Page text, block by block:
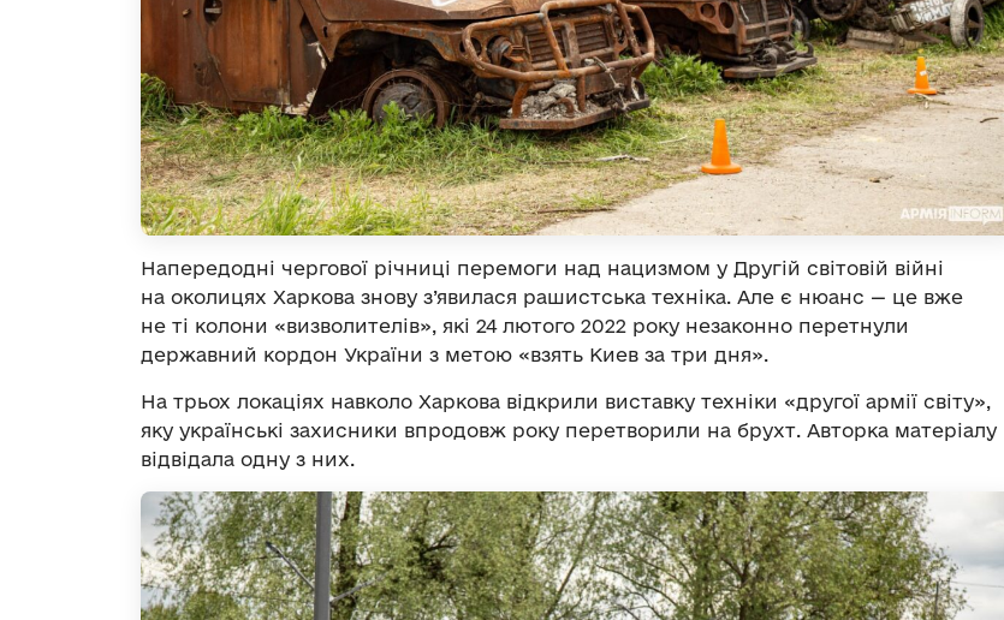
Напередодні чергової річниці перемоги над нацизмом у Другій світовій війні
на околицях Харкова знову з’явилася рашистська техніка. Але є нюанс — це вже
не ті колони «визволителів», які 24 лютого 2022 року незаконно перетнули
державний кордон України з метою «взять Киев за три дня».
На трьох локаціях навколо Харкова відкрили виставку техніки «другої армії світу»,
яку українські захисники впродовж року перетворили на брухт. Авторка матеріалу
відвідала одну з них.